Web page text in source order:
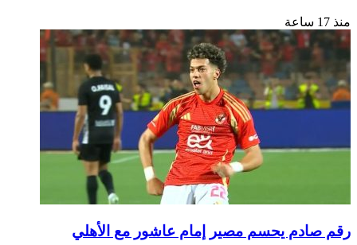
يحسم مصير إمام عاشور مع الأهلي